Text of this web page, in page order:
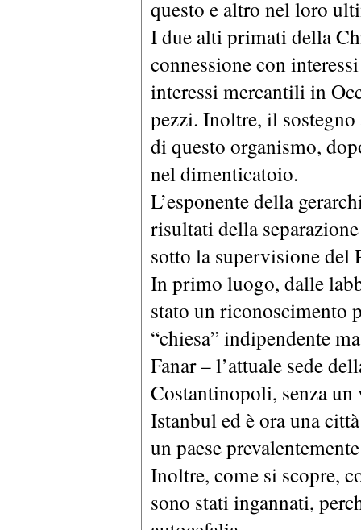
questo e altro nel loro
I due alti primati della
connessione con
interessi mercantili in
pezzi. Inoltre, il
di questo organismo,
nel dimenticatoio.
L’esponente della
risultati della
sotto la supervisione del
In primo luogo, dalle
stato un riconoscimento
“chiesa” indipendente
Fanar – l’attuale sede
Costantinopoli, senza
Istanbul ed è ora una
un paese
Inoltre, come si scopre,
sono stati ingannati,